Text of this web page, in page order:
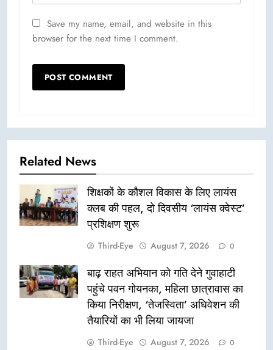
Save my name, email, and website in this
browser for the next time I comment.
Related News
शिक्षकों के कौशल विकास के लिए लायंस
क्लब की पहल, दो दिवसीय ‘लायंस क्वेस्ट’
प्रशिक्षण शुरू
Third-Eye August 7, 2026 0
बाढ़ राहत अभियान को गति देने गुवाहाटी
पहुंचे पवन गोयनका, महिला छात्रावास का
किया निरीक्षण, ‘तेजस्विता’ अधिवेशन की
तैयारियों का भी लिया जायजा
Third-Eye August 7, 2026 0